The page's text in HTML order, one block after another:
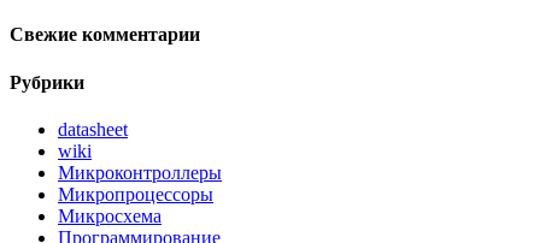
Свежие комментарии
Рубрики
datasheet
wiki
Микроконтроллеры
Микропроцессоры
Микросхема
Программирование